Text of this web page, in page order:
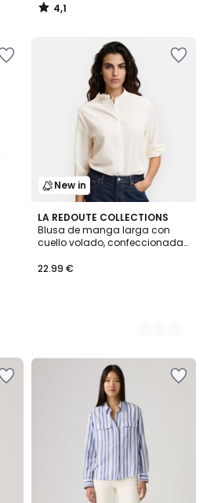
4,1
/
New in
LA REDOUTE COLLECTIONS
Blusa de manga larga con
cuello volado, confeccionada
22.99 €
3
Colores